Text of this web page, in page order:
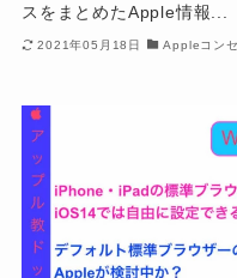
スをまとめたApple情報...
2021年05月18日 Appleコン